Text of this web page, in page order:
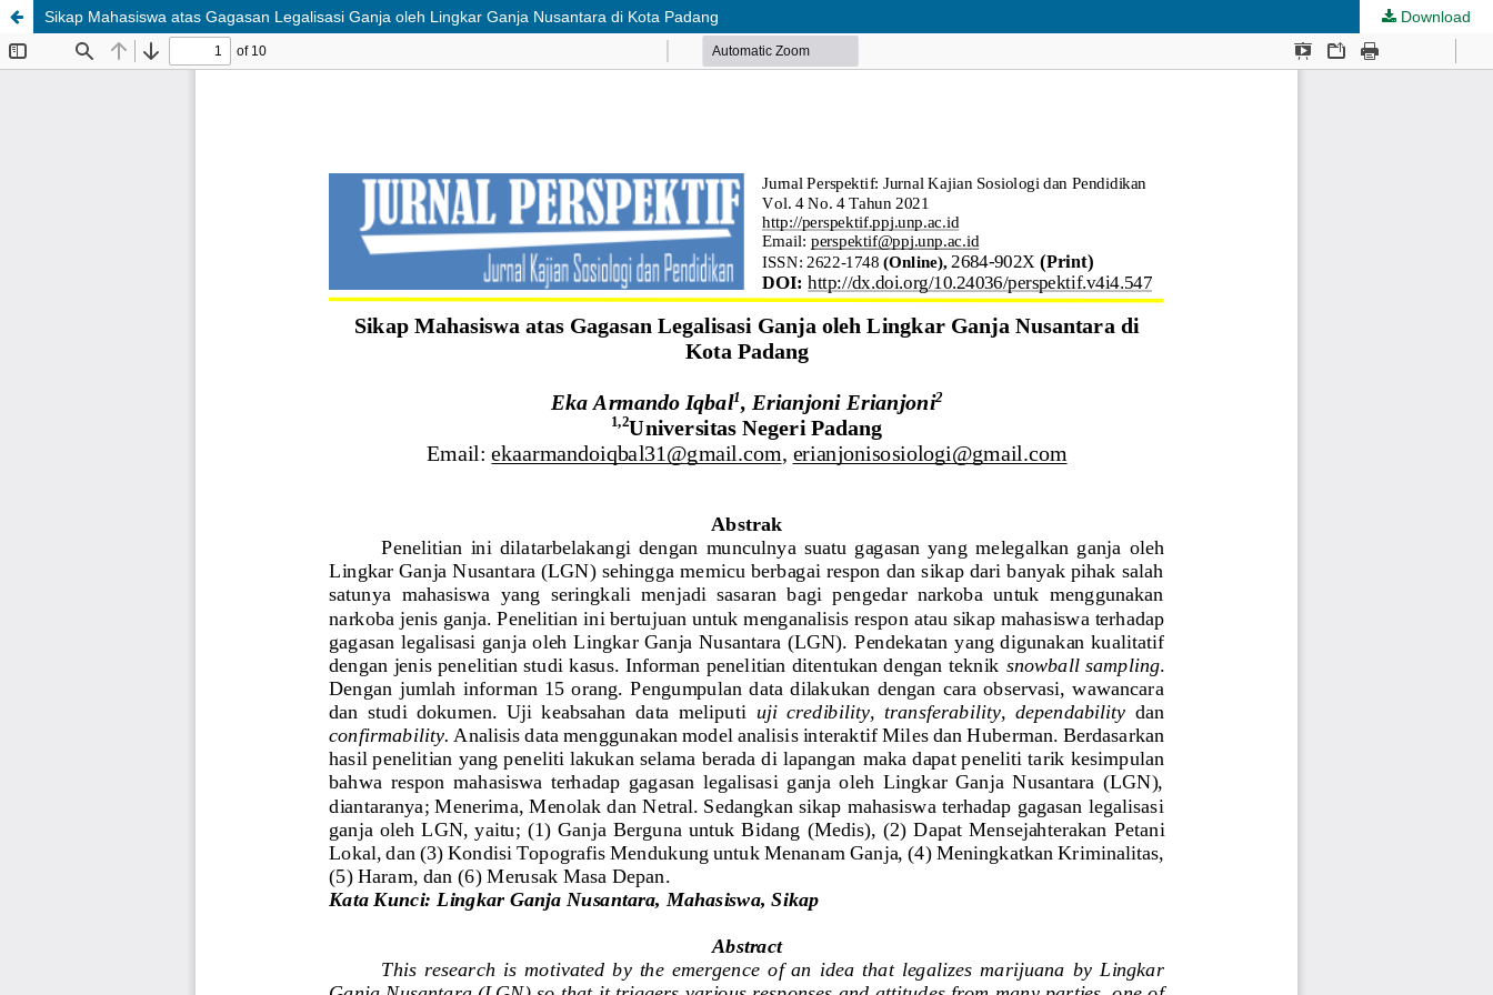
Sikap Mahasiswa atas Gagasan Legalisasi Ganja oleh Lingkar Ganja Nusantara di Kota Padang Download